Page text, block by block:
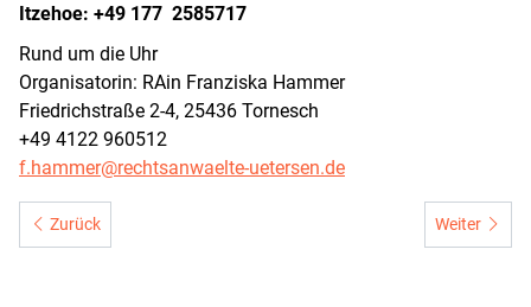
Itzehoe: +49 177 2585717
Rund um die Uhr
Organisatorin: RAin Franziska Hammer
Friedrichstraße 2-4, 25436 Tornesch
+49 4122 960512
f.hammer@rechtsanwaelte-uetersen.de
Vorheriger Beitrag: Mitglied werden
Zurück Nächster
Weiter